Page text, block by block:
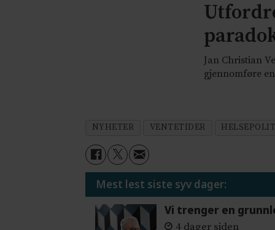
Jan Christian
gjennomføre
NYHETER VENTETIDER
Mest lest siste syv dager:
Vi trenger en
4 dager siden